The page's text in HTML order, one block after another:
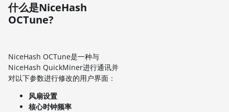
什么是NiceHash
OCTune?
NiceHash OCTune是一种与
NiceHash QuickMiner进行通讯并
对以下参数进行修改的用户界面：
风扇设置
核心时钟频率